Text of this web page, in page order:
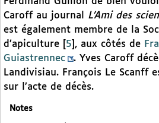
Caroff au journal L’Ami des
est également membre de la
d’apiculture
5 , aux côtés de
Guiastrennec
. Yves Caroff
Landivisiau. François Le Scanff
sur l’acte de décès.
Notes